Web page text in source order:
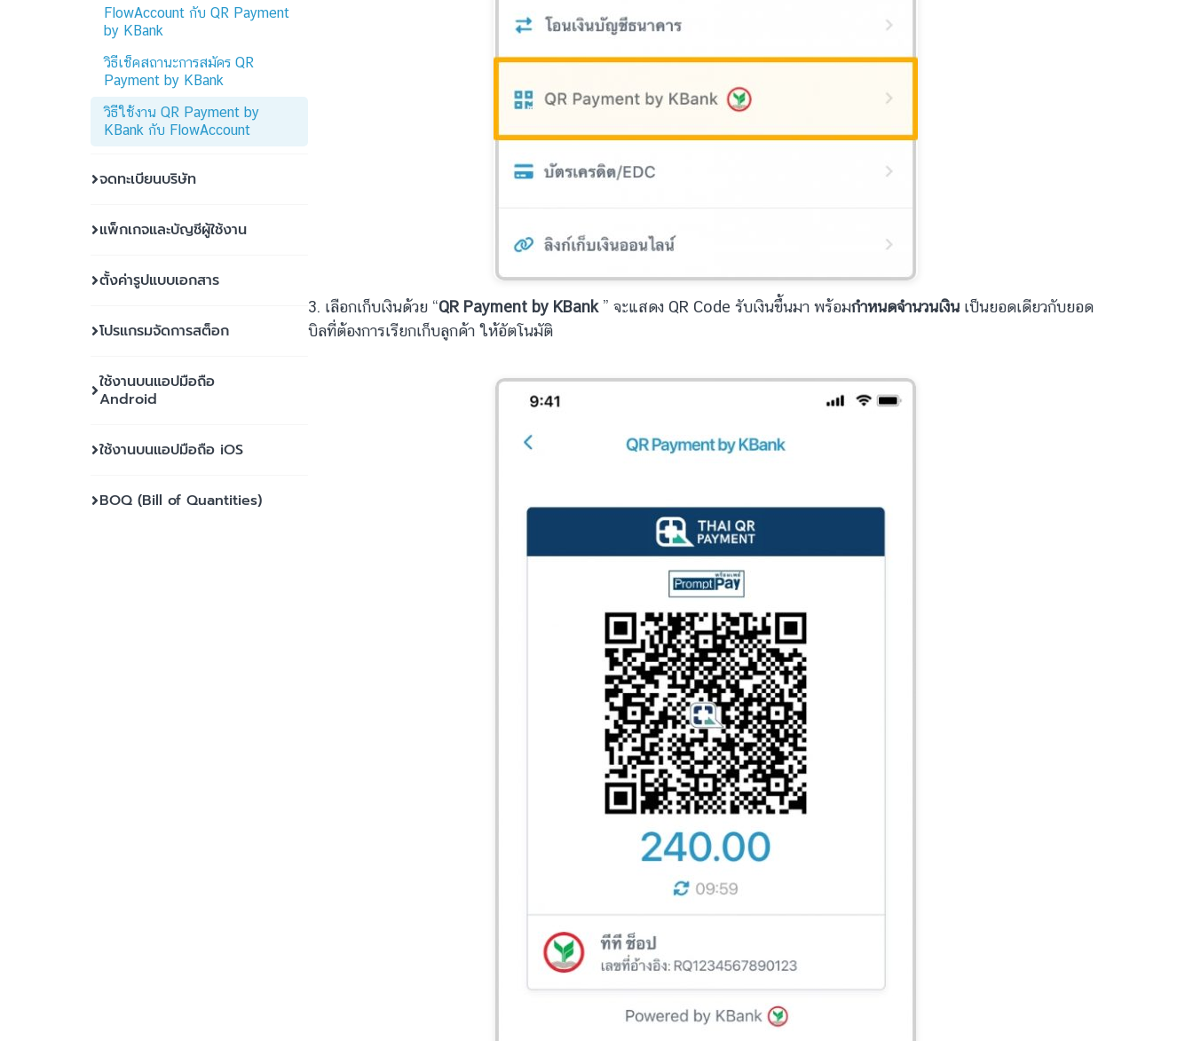
FlowAccount กับ QR Payment
by KBank
วิธีเช็คสถานะการสมัคร QR
Payment by KBank
วิธีใช้งาน QR Payment by
KBank กับ FlowAccount
จดทะเบียนบริษัท
แพ็กเกจและบัญชีผู้ใช้งาน
ตั้งค่ารูปแบบเอกสาร
โปรแกรมจัดการสต็อก
ใช้งานบนแอปมือถือ
Android
ใช้งานบนแอปมือถือ iOS
BOQ (Bill of Quantities)
3. เลือกเก็บเงินด้วย “QR Payment by KBank” จะแสดง QR Code รับเงินขึ้นมา พร้อมกำหนดจำนวนเงิน เป็นยอดเดียวกับยอด
บิลที่ต้องการเรียกเก็บลูกค้า ให้อัตโนมัติ